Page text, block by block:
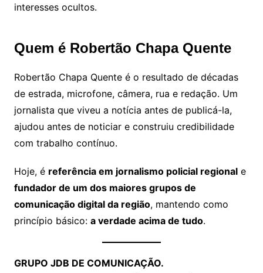
interesses ocultos.
Quem é Robertão Chapa Quente
Robertão Chapa Quente é o resultado de décadas
de estrada, microfone, câmera, rua e redação. Um
jornalista que viveu a notícia antes de publicá-la,
ajudou antes de noticiar e construiu credibilidade
com trabalho contínuo.
Hoje, é referência em jornalismo policial regionale
fundador de um dos maiores grupos de
comunicação digital da região, mantendo como
princípio básico: a verdade acima de tudo.
GRUPO JDB DE COMUNICAÇÃO.